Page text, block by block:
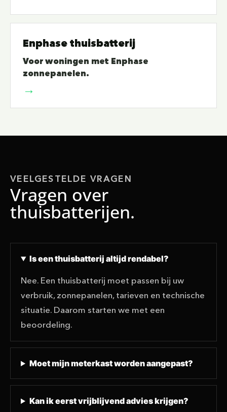
Enphase thuisbatterij
Voor woningen met Enphase
zonnepanelen.
VEELGESTELDE VRAGEN
Vragen over
thuisbatterijen.
Is een thuisbatterij altijd rendabel?
Nee. Een thuisbatterij moet passen bij uw
verbruik, zonnepanelen, tarieven en technische
situatie. Daarom starten we met een
beoordeling.
Moet mijn meterkast worden aangepast?
Kan ik eerst vrijblijvend advies krijgen?